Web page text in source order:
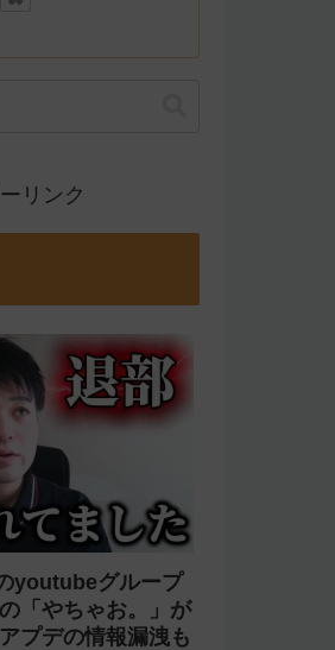
リンク
youtubeグループ
「やちゃお。」が
プデの情報漏洩も